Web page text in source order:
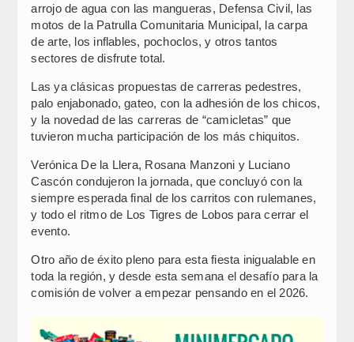
arrojo de agua con las mangueras, Defensa Civil, las
motos de la Patrulla Comunitaria Municipal, la carpa
de arte, los inflables, pochoclos, y otros tantos
sectores de disfrute total.
Las ya clásicas propuestas de carreras pedestres,
palo enjabonado, gateo, con la adhesión de los chicos,
y la novedad de las carreras de “camicletas” que
tuvieron mucha participación de los más chiquitos.
Verónica De la Llera, Rosana Manzoni y Luciano
Cascón condujeron la jornada, que concluyó con la
siempre esperada final de los carritos con rulemanes,
y todo el ritmo de Los Tigres de Lobos para cerrar el
evento.
Otro año de éxito pleno para esta fiesta inigualable en
toda la región, y desde esta semana el desafío para la
comisión de volver a empezar pensando en el 2026.